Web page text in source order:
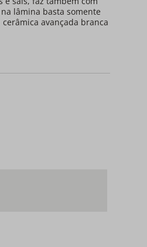
lâmina basta somente
avançada branca